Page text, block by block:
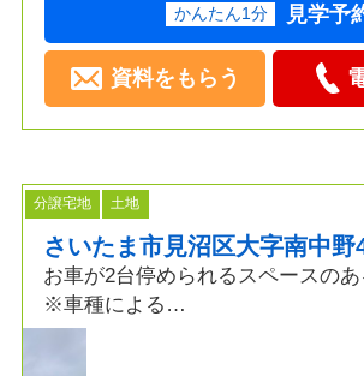
かんたん1分 見学予
資料をもらう
分譲宅地 土地
さいたま市見沼区大字南中野
お車が2台停められるスペースのあ
※車種による
お好みのプランで建築できます。
着工棟数18,000棟の実績から最適